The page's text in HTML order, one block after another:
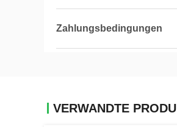
Zahlungsbedingungen